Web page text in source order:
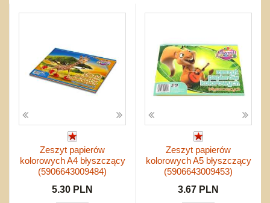
Bajkowe
Inne
Do rozkręcania
Bąki
Pojazdy
Wyprzedaż
Promocje
Zakupy hurtowe
Koszty przesyłki
Regulamin
Kontakt
Zeszyt papierów
kolorowych A4 błyszczący
(5906643009484)
5.30 PLN
Zeszyt papierów
kolorowych A5 błyszczący
(5906643009453)
3.67 PLN